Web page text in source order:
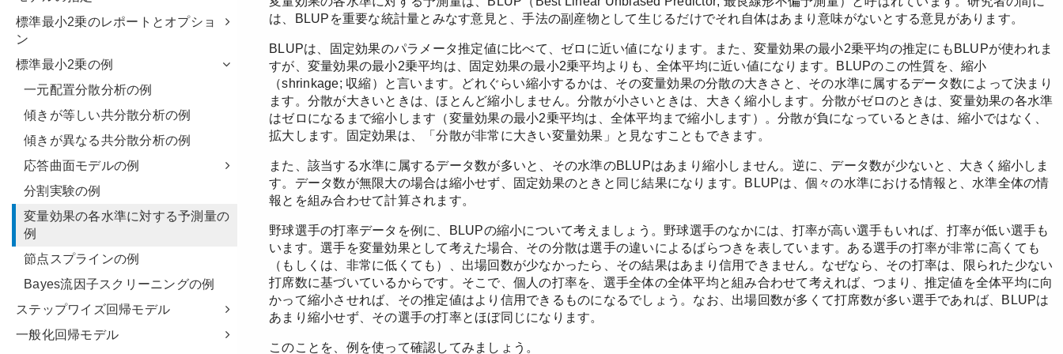
標準最小2乗のレポートとオプショ
ン
標準最小2乗の例
一元配置分散分析の例
傾きが等しい共分散分析の例
傾きが異なる共分散分析の例
応答曲面モデルの例
分割実験の例
変量効果の各水準に対する予測量の
例
節点スプラインの例
Bayes流因子スクリーニングの例
ステップワイズ回帰モデル
一般化回帰モデル